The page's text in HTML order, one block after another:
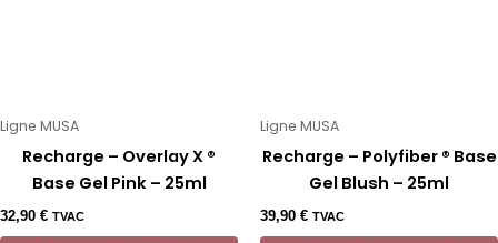
Ligne MUSA
Recharge – Overlay X ®
Base Gel Pink – 25ml
32,90 € TVAC
Ligne MUSA
Recharge – Polyfiber ® Base
Gel Blush – 25ml
39,90 € TVAC